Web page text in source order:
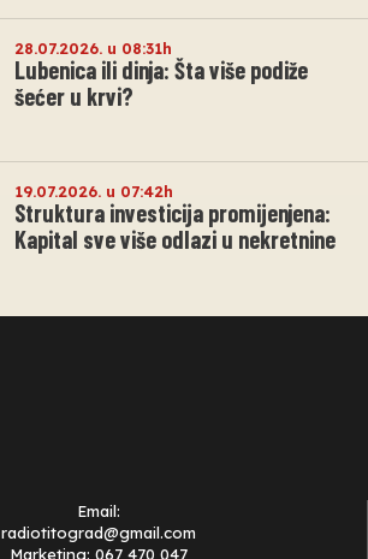
28.07.2026. u 08:31h
Lubenica ili dinja: Šta više podiže
šećer u krvi?
19.07.2026. u 07:42h
Struktura investicija promijenjena:
Kapital sve više odlazi u nekretnine
Email:
radiotitograd@gmail.com
Marketing: 067 470 047